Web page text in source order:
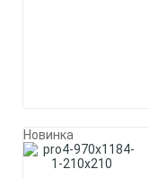
Новинка